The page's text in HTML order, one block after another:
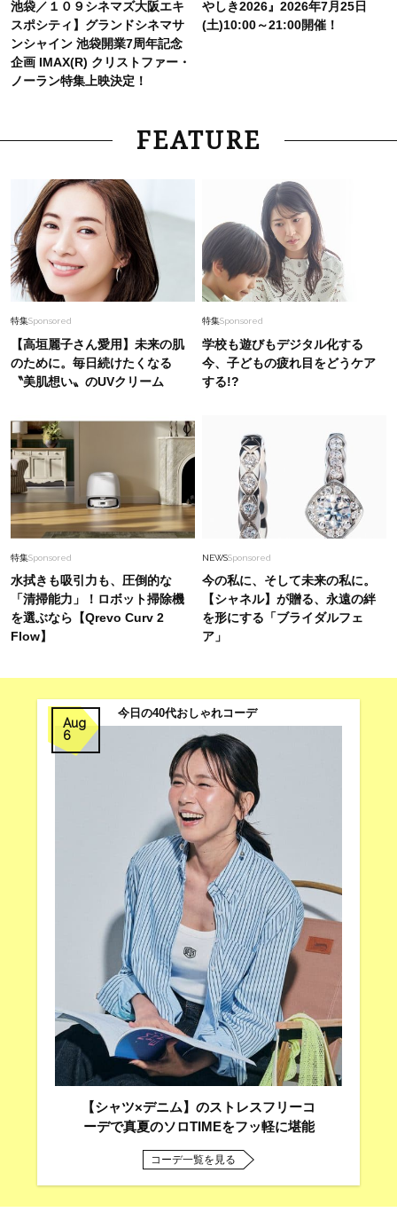
池袋／１０９シネマズ大阪エキ
スポシティ】グランドシネマサ
ンシャイン 池袋開業7周年記念
企画 IMAX(R)︎ クリストファー・
ノーラン特集上映決定！
やしき2026』2026年7月25日
(土)10:00～21:00開催！
FEATURE
特集Sponsored
【高垣麗子さん愛用】未来の肌
のために。毎日続けたくなる
〝美肌想い〟のUVクリーム
特集Sponsored
学校も遊びもデジタル化する
今、子どもの疲れ目をどうケア
する!?
特集Sponsored
水拭きも吸引力も、圧倒的な
「清掃能力」！ロボット掃除機
を選ぶなら【Qrevo Curv 2
Flow】
NEWSSponsored
今の私に、そして未来の私に。
【シャネル】が贈る、永遠の絆
を形にする「ブライダルフェ
ア」
Aug
6
今日の40代おしゃれコーデ
【シャツ×デニム】のストレスフリーコ
ーデで真夏のソロTIMEをフッ軽に堪能
コーデ一覧を見る